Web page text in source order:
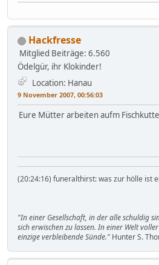
Hackfresse
Mitglied Beiträge: 6.560
Ödelgür, ihr Klokinder!
Location: Hanau
9 November 2007, 00:56:03
Eure Mütter arbeiten aufm
(20:24:16) funeralthirst: was zur hölle ist
"In einer Gesellschaft, in der alle schuldig
sich erwischen zu lassen. In einer Welt
einzige verbleibende Sünde." Hunter S.